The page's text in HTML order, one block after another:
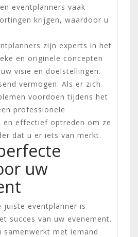
eventplanners vaak
krijgen, waardoor u
zijn experts in het
en originele concepten
visie en doelstellingen.
vermogen: Als er zich
voordoen tijdens het
professionele
en effectief optreden om ze
dat u er iets van merkt.
uw
juiste eventplanner is
succes van uw evenement.
met iemand